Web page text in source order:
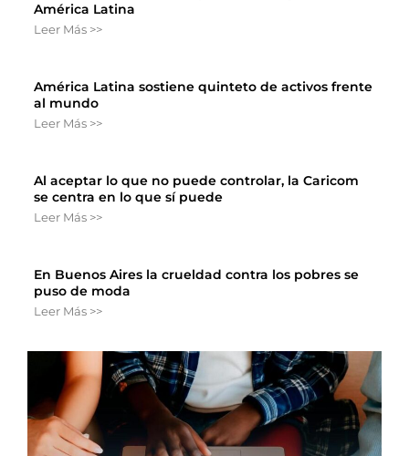
América Latina
Leer Más >>
América Latina sostiene quinteto de activos frente
al mundo
Leer Más >>
Al aceptar lo que no puede controlar, la Caricom
se centra en lo que sí puede
Leer Más >>
En Buenos Aires la crueldad contra los pobres se
puso de moda
Leer Más >>